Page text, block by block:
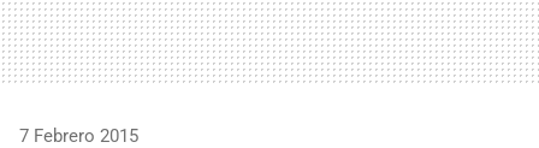
7 Febrero 2015